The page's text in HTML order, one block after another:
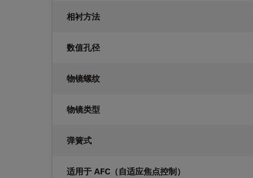
相衬方法
数值孔径
物镜螺纹
物镜类型
弹簧式
适用于 AFC（自适应焦点控制）